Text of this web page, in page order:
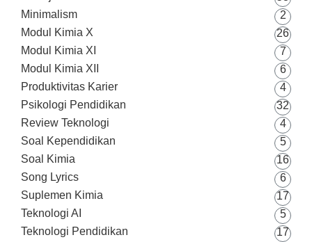
Minimalism
2
Modul Kimia X
26
Modul Kimia XI
7
Modul Kimia XII
6
Produktivitas Karier
4
Psikologi Pendidikan
32
Review Teknologi
4
Soal Kependidikan
5
Soal Kimia
16
Song Lyrics
6
Suplemen Kimia
17
Teknologi AI
5
Teknologi Pendidikan
17